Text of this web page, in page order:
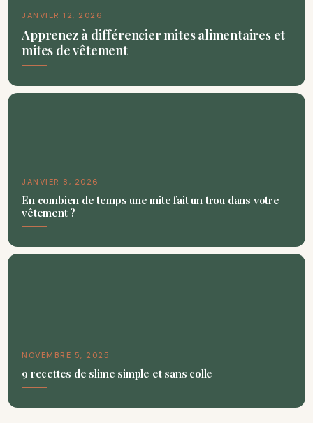
JANVIER 12, 2026
Apprenez à différencier mites alimentaires et
mites de vêtement
JANVIER 8, 2026
En combien de temps une mite fait un trou dans votre
vêtement ?
NOVEMBRE 5, 2025
9 recettes de slime simple et sans colle